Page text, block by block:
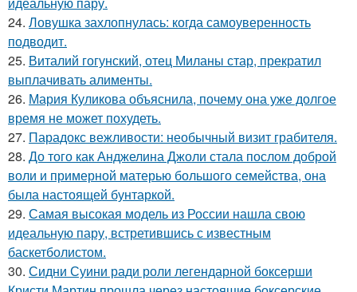
24. Ловушка захлопнулась: когда самоуверенность
подводит.
25. Виталий гогунский, отец Миланы стар, прекратил
выплачивать алименты.
26. Мария Куликова объяснила, почему она уже долгое
время не может похудеть.
27. Парадокс вежливости: необычный визит грабителя.
28. До того как Анджелина Джоли стала послом доброй
воли и примерной матерью большого семейства, она
была настоящей бунтаркой.
29. Самая высокая модель из России нашла свою
идеальную пару, встретившись с известным
баскетболистом.
30. Сидни Суини ради роли легендарной боксерши